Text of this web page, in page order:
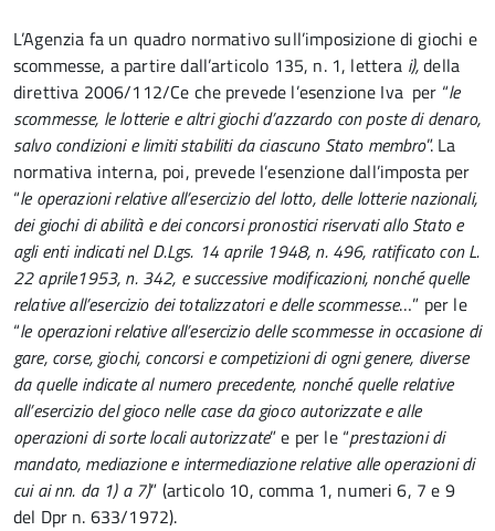
L’Agenzia fa un quadro normativo sull’imposizione di giochi e
scommesse, a partire dall’articolo 135, n. 1, lettera i),della
direttiva 2006/112/Ce che prevede l’esenzione Iva per “le
scommesse, le lotterie e altri giochi d’azzardo con poste di denaro,
salvo condizioni e limiti stabiliti da ciascuno Stato membro”. La
normativa interna, poi, prevede l’esenzione dall’imposta per
“le operazioni relative all’esercizio del lotto, delle lotterie nazionali,
dei giochi di abilità e dei concorsi pronostici riservati allo Stato e
agli enti indicati nel D.Lgs. 14 aprile 1948, n. 496, ratificato con L.
22 aprile1953, n. 342, e successive modificazioni, nonché quelle
relative all’esercizio dei totalizzatori e delle scommesse…” per le
“le operazioni relative all’esercizio delle scommesse in occasione di
gare, corse, giochi, concorsi e competizioni di ogni genere, diverse
da quelle indicate al numero precedente, nonché quelle relative
all’esercizio del gioco nelle case da gioco autorizzate e alle
operazioni di sorte locali autorizzate” e per le “prestazioni di
mandato, mediazione e intermediazione relative alle operazioni di
cui ai nn. da 1) a 7)” (articolo 10, comma 1, numeri 6, 7 e 9
del Dpr n. 633/1972).